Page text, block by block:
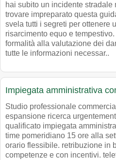
hai subito un incidente stradale
trovare impreparato questa
svela tutti i segreti per ottenere
risarcimento equo e
formalità alla valutazione dei
tutte le informazioni necessar..
Impiegata amministrativa
Studio professionale
espansione ricerca
qualificato impiegata
time pomeridiano 15 ore alla
orario flessibile. retribuzione in
competenze e con incentivi.